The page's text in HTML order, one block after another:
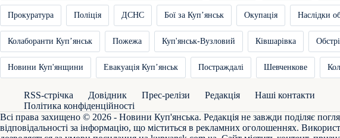
Прокуратура Поліція ДСНС Бої за Купʼянськ Окупація Наслідки
Колаборанти Купʼянськ Пожежа Куп'янськ-Вузловий Ківшарівка
Новини Куп'янщини Евакуація Купʼянськ Постраждалі Шевченкове
RSS-стрічка Довідник Прес-релізи Редакція
Наші контакти
Політика конфіденційності
Всі права захищено © 2026 - Новини Куп'янська. Редакція не завжди поділяє
відповідальності за інформацію, що міститься в рекламних оголошеннях.